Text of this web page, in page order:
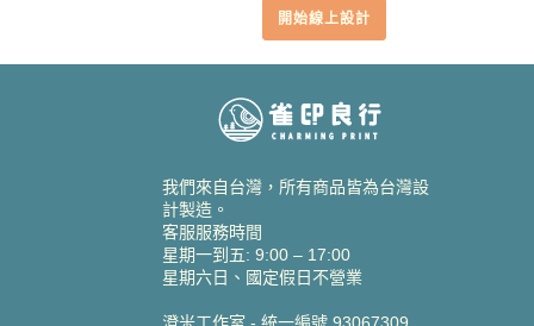
價
價
開始線上設計
我們來自台灣，所有商品皆為台灣設
計製造。
客服服務時間
星期一到五: 9:00 – 17:00
星期六日、國定假日不營業